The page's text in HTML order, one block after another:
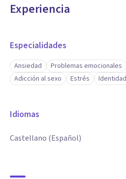
Experiencia
Especialidades
Ansiedad Problemas emocionales
Adicción al sexo
Estrés
Idiomas
Castellano (Español)